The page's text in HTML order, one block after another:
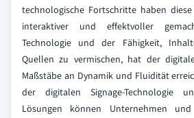
technologische Fortschritte haben
interaktiver und effektvoller
Technologie und der Fähigkeit,
Quellen zu vermischen, hat der
Maßstäbe an Dynamik und Fluidität
der digitalen Signage-Technologie
Lösungen können Unternehmen